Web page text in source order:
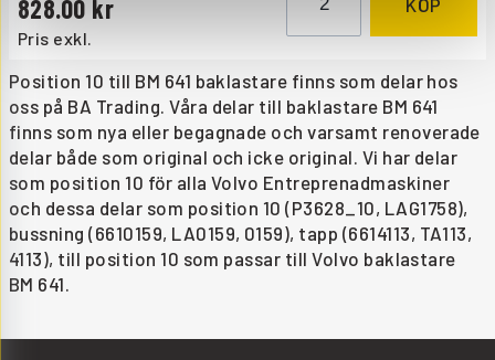
Pris exkl.
828.00
Position 10 till BM 641 baklastare finns som delar hos
oss på BA Trading. Våra delar till baklastare BM 641
finns som nya eller begagnade och varsamt renoverade
delar både som original och icke original. Vi har delar
som position 10 för alla Volvo Entreprenadmaskiner
och dessa delar som position 10 (P3628_10, LAG1758),
bussning (6610159, LA0159, 0159), tapp (6614113, TA113,
4113), till position 10 som passar till Volvo baklastare
BM 641.